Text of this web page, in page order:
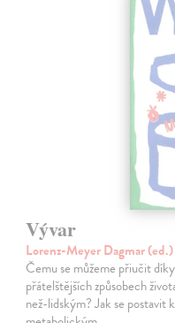
Vývar
Lorenz-Meyer Dagmar (ed.)
Čemu se můžeme přiučit
přátelštějších způsobech
než-lidským? Jak se postavit